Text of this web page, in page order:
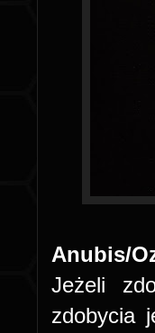
Anubis/
Jeżeli
zdobycia